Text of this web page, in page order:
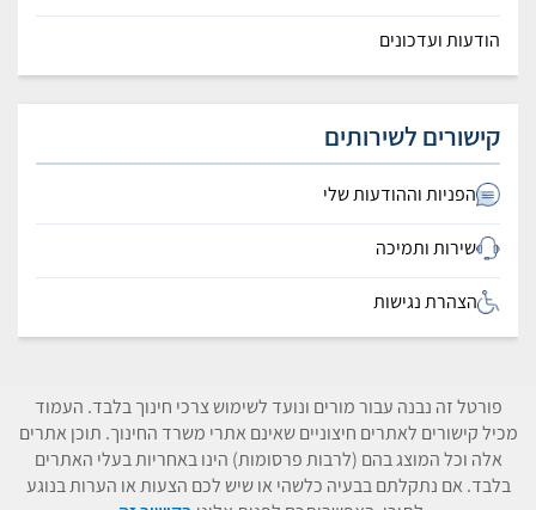
הודעות ועדכונים
קישורים לשירותים
הפניות וההודעות שלי
שירות ותמיכה
הצהרת נגישות
פורטל זה נבנה עבור מורים ונועד לשימוש צרכי חינוך בלבד. העמוד
מכיל קישורים לאתרים חיצוניים שאינם אתרי משרד החינוך. תוכן אתרים
אלה וכל המוצג בהם (לרבות פרסומות) הינו באחריות בעלי האתרים
בלבד. אם נתקלתם בבעיה כלשהי או שיש לכם הצעות או הערות בנוגע